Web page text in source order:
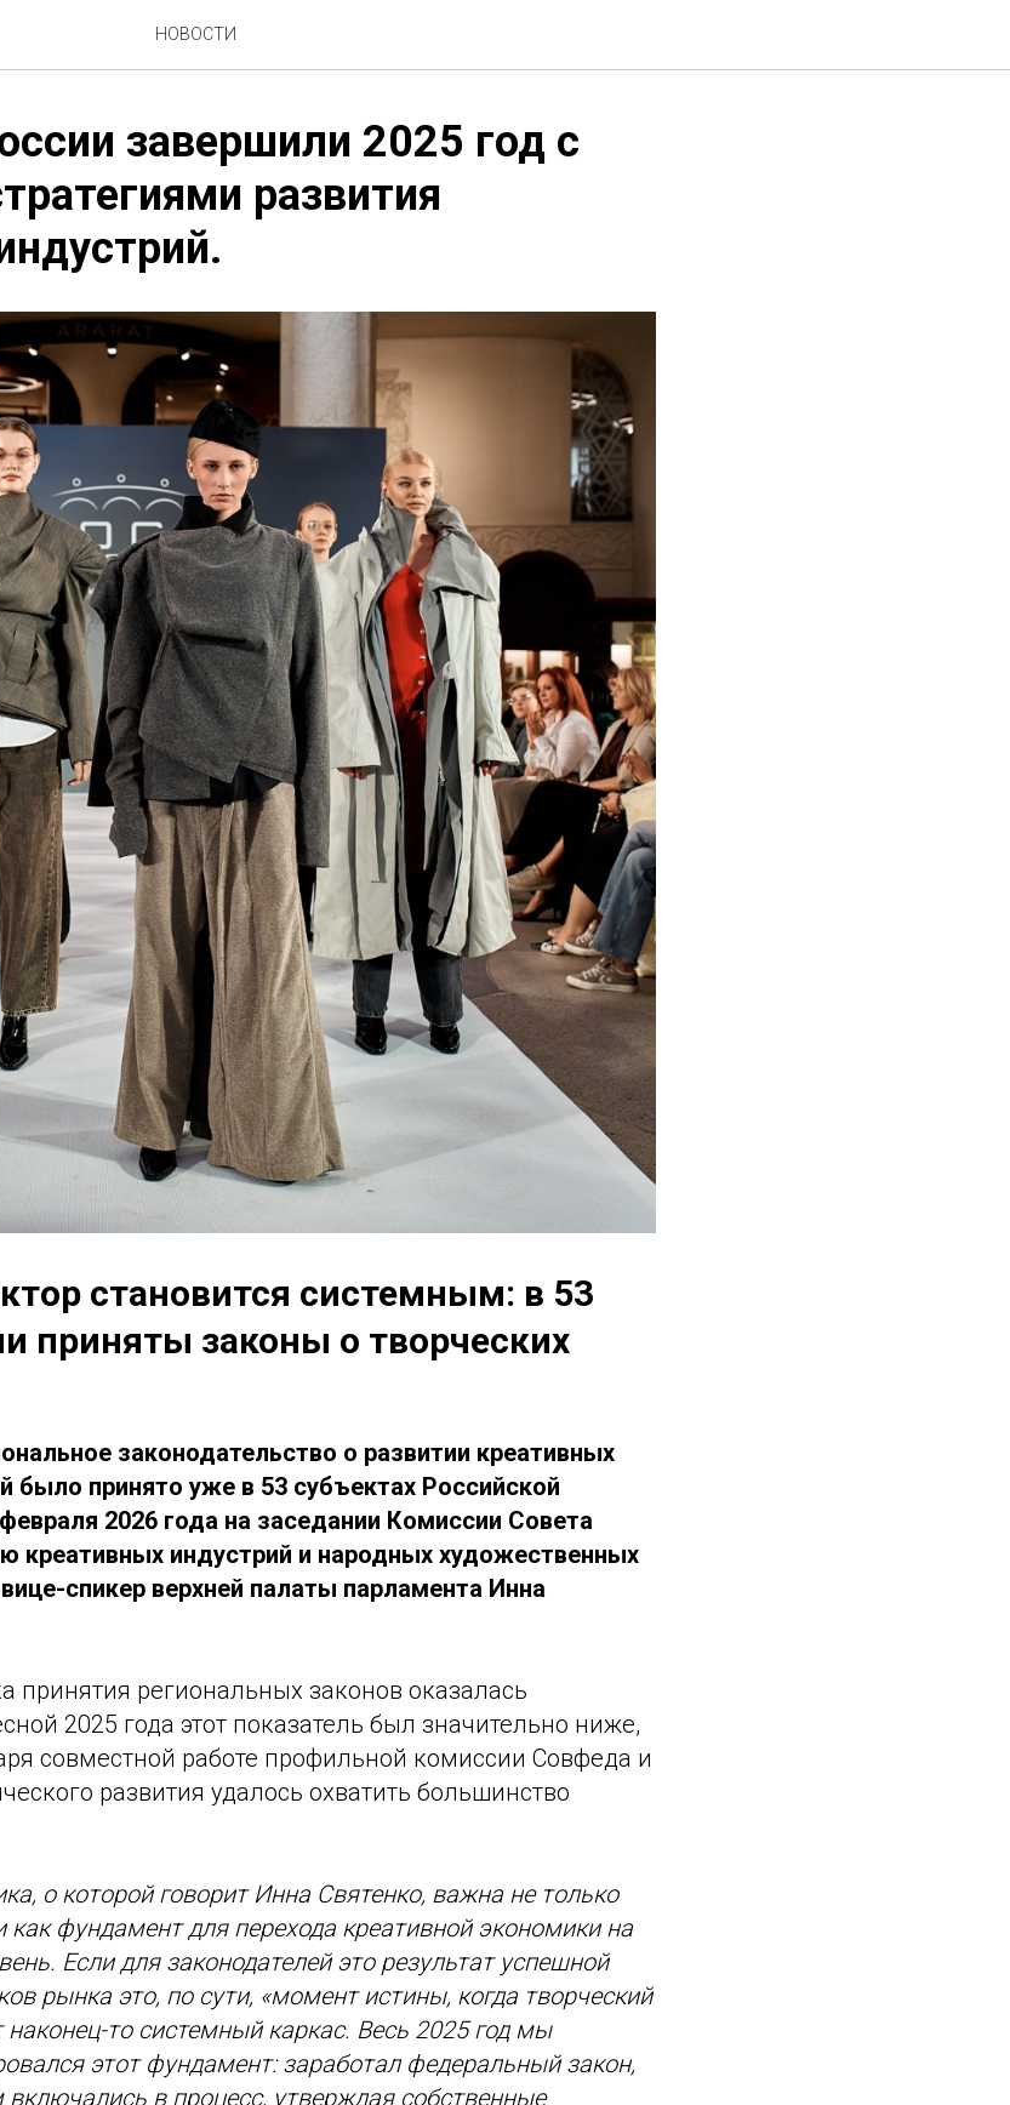
НОВОСТИ
завершили 2025 год с
развития
становится системным: в 53
приняты законы о творческих
законодательство о развитии креативных
было принято уже в 53 субъектах Российской
2026 года на заседании Комиссии Совета
креативных индустрий и народных художественных
спикер верхней палаты парламента Инна
принятия региональных законов оказалась
2025 года этот показатель был значительно ниже,
совместной работе профильной комиссии Совфеда и
развития удалось охватить большинство
о которой говорит Инна Святенко, важна не только
как фундамент для перехода креативной экономики на
Если для законодателей это результат успешной
рынка это, по сути, «момент истины, когда творческий
наконец-то системный каркас. Весь 2025 год мы
этот фундамент: заработал федеральный закон,
включались в процесс, утверждая собственные